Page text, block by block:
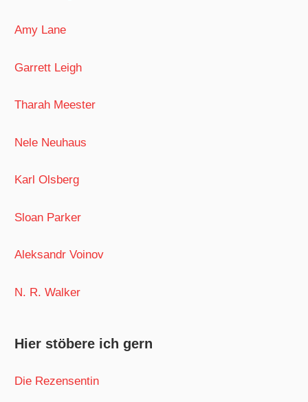
Amy Lane
Garrett Leigh
Tharah Meester
Nele Neuhaus
Karl Olsberg
Sloan Parker
Aleksandr Voinov
N. R. Walker
Hier stöbere ich gern
Die Rezensentin